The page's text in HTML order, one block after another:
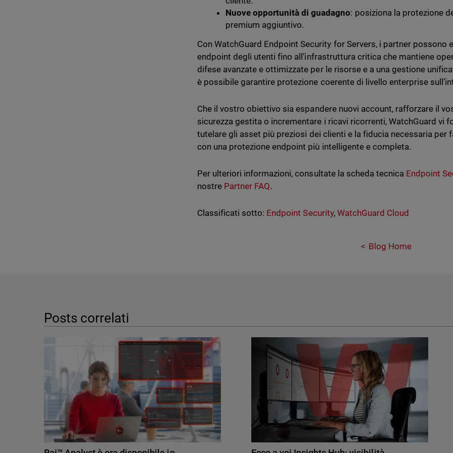
Nuove opportunità di guadagno: posiziona la protezione
premium aggiuntivo.
Con WatchGuard Endpoint Security for Servers, i partner possono
endpoint degli utenti fino all’infrastruttura critica che mantiene
difese avanzate e ottimizzate per le risorse e a una gestione
è possibile garantire protezione coerente di livello enterprise
Che il vostro obiettivo sia espandere nuovi account, rafforzare il
sicurezza gestita o incrementare i ricavi ricorrenti, WatchGuard vi
tutelare gli asset più preziosi dei clienti e la fiducia necessaria per
con una protezione endpoint più intelligente e completa.
Per ulteriori informazioni, consultate la scheda tecnica Endpoint
nostre Partner FAQ.
Classificati sotto: Endpoint Security, WatchGuard Cloud
Blog Home
Posts correlati